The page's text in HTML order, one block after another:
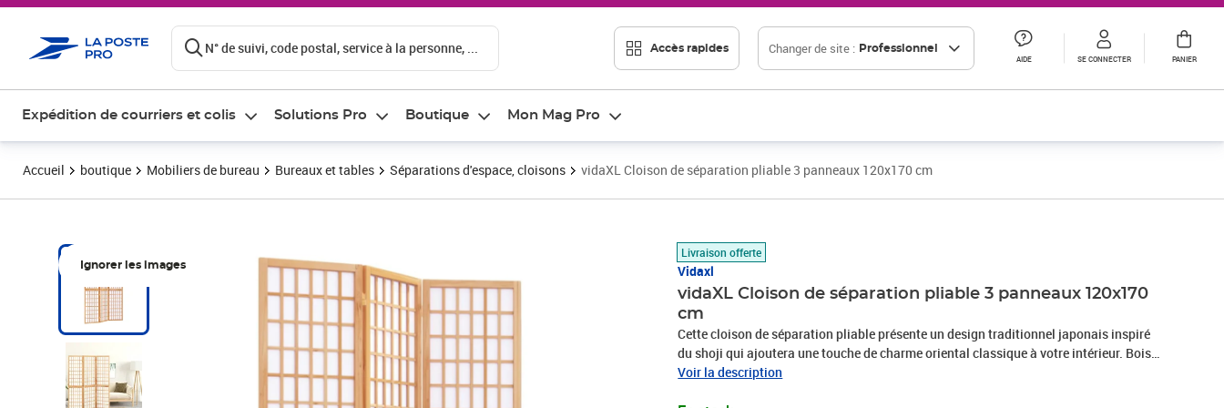
N° de suivi, code postal, service à la personne, ... Accès rapides Changer de site : Professionnel
AIDE SE CONNECTER PANIER
Expédition de courriers et colis Solutions Pro Boutique Mon Mag Pro
Accueil boutique Mobiliers de bureau Bureaux et tables Séparations d'espace, cloisons vidaXL Cloison de séparation pliable 3 panneaux 120x170 cm
Ignorer les images
Livraison offerte
Vidaxl
vidaXL Cloison de séparation pliable 3 panneaux 120x170
cm
Cette cloison de séparation pliable présente un design traditionnel japonais inspiré
du shoji qui ajoutera une touche de charme oriental classique à votre intérieur. Bois
de sapin massif : le bois de sapin massif est un matériau naturel magnifique. Le bois
Voir la description
Prix 96,88€